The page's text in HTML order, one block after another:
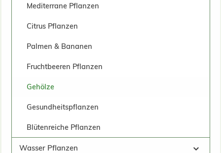
Mediterrane Pflanzen
Citrus Pflanzen
Palmen & Bananen
Fruchtbeeren Pflanzen
Gehölze
Gesundheitspflanzen
Blütenreiche Pflanzen
Wasser Pflanzen